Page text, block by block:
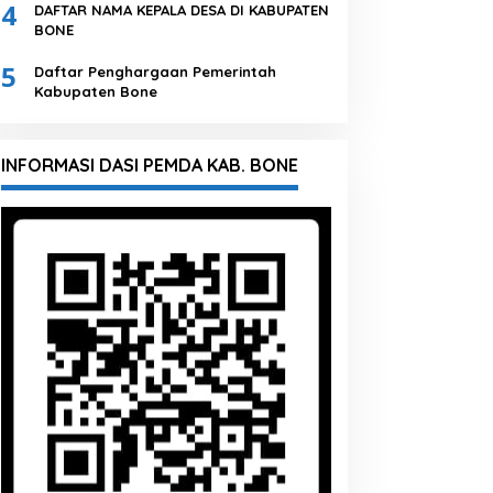
4
DAFTAR NAMA KEPALA DESA DI KABUPATEN
BONE
5
Daftar Penghargaan Pemerintah
Kabupaten Bone
INFORMASI DASI PEMDA KAB. BONE